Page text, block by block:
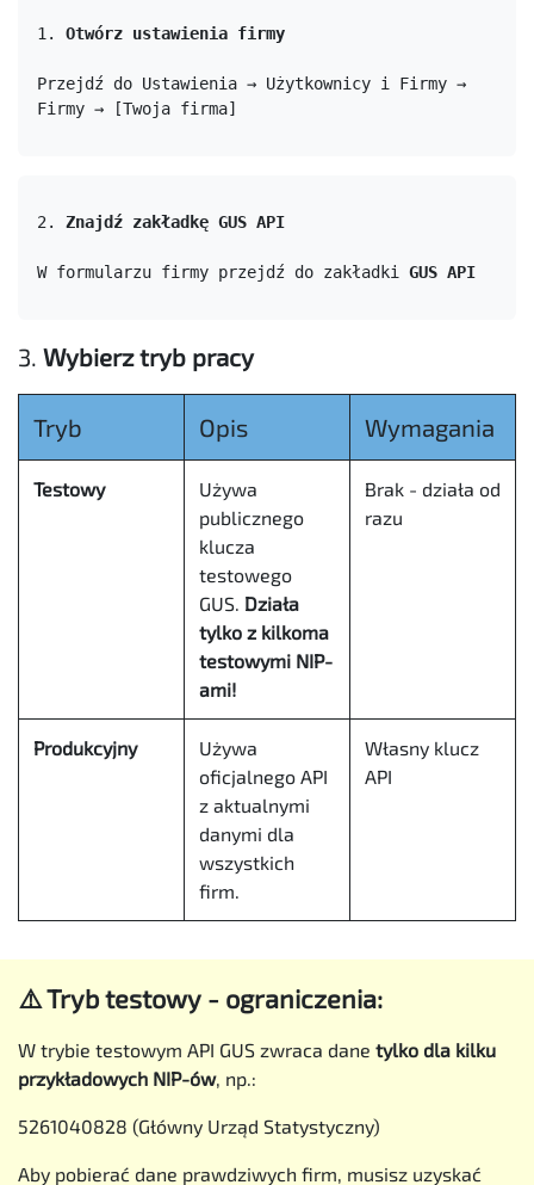
1. Otwórz ustawienia firmy
Przejdź do Ustawienia → Użytkownicy i Firmy →
Firmy → [Twoja firma]
2. Znajdź zakładkę GUS API
W formularzu firmy przejdź do zakładki GUS API
3. Wybierz tryb pracy
Tryb Opis Wymagania
Testowy
Używa
publicznego
klucza
testowego
GUS. Działa
tylko z kilkoma
testowymi NIP-
ami!
Brak - działa od
razu
Produkcyjny
Używa
oficjalnego API
z aktualnymi
danymi dla
wszystkich
firm.
Własny klucz
API
⚠️ Tryb testowy - ograniczenia:
W trybie testowym API GUS zwraca dane tylko dla kilku
przykładowych NIP-ów, np.:
5261040828 (Główny Urząd Statystyczny)
Aby pobierać dane prawdziwych firm, musisz uzyskać